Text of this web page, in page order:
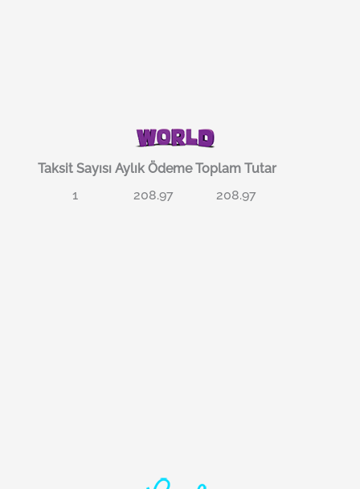
Taksit Sayısı Aylık Ödeme Toplam Tutar
1
208.97 208.97